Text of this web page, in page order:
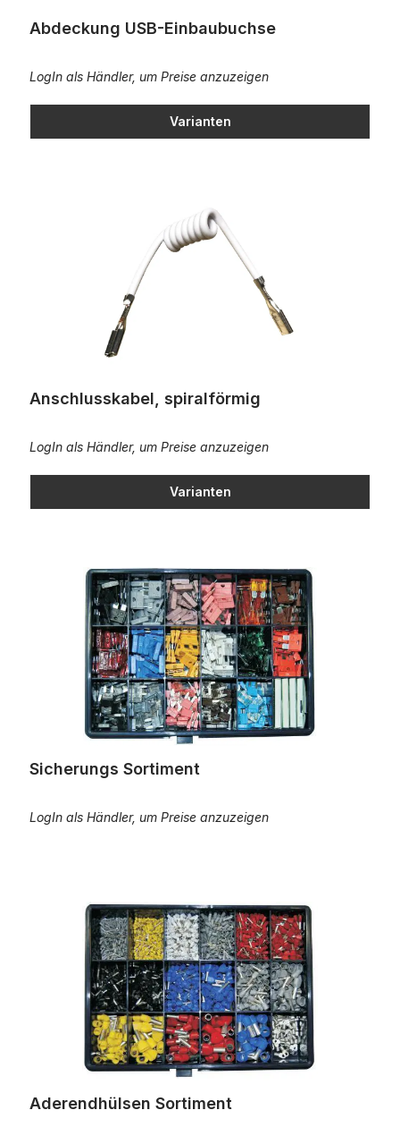
Abdeckung USB-Einbaubuchse
LogIn als Händler, um Preise anzuzeigen
Varianten
Anschlusskabel, spiralförmig
LogIn als Händler, um Preise anzuzeigen
Varianten
Sicherungs Sortiment
LogIn als Händler, um Preise anzuzeigen
Aderendhülsen Sortiment